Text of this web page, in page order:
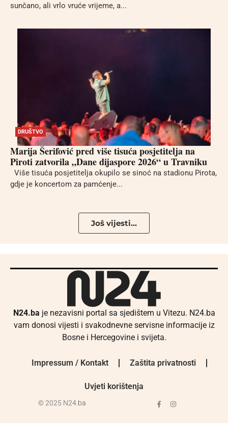
sunčano, ali vrlo vruće vrijeme, a...
DRUŠTVO
Marija Šerifović pred više tisuća posjetitelja na
Piroti zatvorila „Dane dijaspore 2026“ u Travniku
Više tisuća posjetitelja okupilo se sinoć na stadionu Pirota,
gdje je koncertom za pamćenje...
Još vijesti...
N24.ba je nezavisni portal sa sjedištem u Vitezu. N24.ba
vam donosi vijesti i svakodnevne servisne informacije iz
Bosne i Hercegovine i svijeta.
Impressum / Kontakt Zaštita privatnosti
Uvjeti korištenja
© 2025 N24.ba